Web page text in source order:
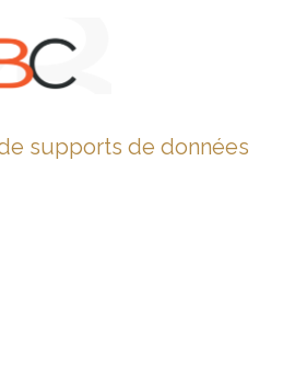
supports de données